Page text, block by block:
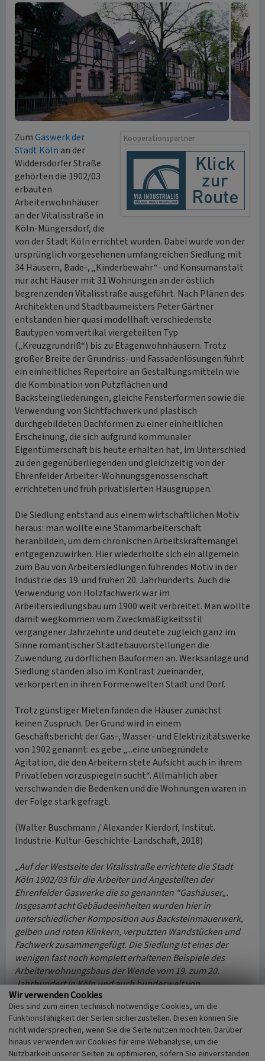
Kooperationspartner
ZumGaswerk der
Stadt Köln an der
Widdersdorfer Straße
gehörten die 1902/03
erbauten
Arbeiterwohnhäuser
an der Vitalisstraße in
Köln-Müngersdorf, die
von der Stadt Köln errichtet wurden. Dabei wurde von der
ursprünglich vorgesehenen umfangreichen Siedlung mit
34 Häusern, Bade-, „Kinderbewahr“- und Konsumanstalt
nur acht Häuser mit 31 Wohnungen an der östlich
begrenzenden Vitalisstraße ausgeführt. Nach Plänen des
Architekten und Stadtbaumeisters Peter Gärtner
entstanden hier quasi modellhaft verschiedenste
Bautypen vom vertikal viergeteilten Typ
(„Kreuzgrundriß“) bis zu Etagenwohnhäusern. Trotz
großer Breite der Grundriss- und Fassadenlösungen führt
ein einheitliches Repertoire an Gestaltungsmitteln wie
die Kombination von Putzflächen und
Backsteingliederungen, gleiche Fensterformen sowie die
Verwendung von Sichtfachwerk und plastisch
durchgebildeten Dachformen zu einer einheitlichen
Erscheinung, die sich aufgrund kommunaler
Eigentümerschaft bis heute erhalten hat, im Unterschied
zu den gegenüberliegenden und gleichzeitig von der
Ehrenfelder Arbeiter-Wohnungsgenossenschaft
errichteten und früh privatisierten Hausgruppen.
Die Siedlung entstand aus einem wirtschaftlichen Motiv
heraus: man wollte eine Stammarbeiterschaft
heranbilden, um dem chronischen Arbeitskräftemangel
entgegenzuwirken. Hier wiederholte sich ein allgemein
zum Bau von Arbeitersiedlungen führendes Motiv in der
Industrie des 19. und frühen 20. Jahrhunderts. Auch die
Verwendung von Holzfachwerk war im
Arbeitersiedlungsbau um 1900 weit verbreitet. Man wollte
damit wegkommen vom Zweckmäßigkeitsstil
vergangener Jahrzehnte und deutete zugleich ganz im
Sinne romantischer Städtebauvorstellungen die
Zuwendung zu dörflichen Bauformen an. Werksanlage und
Siedlung standen also im Kontrast zueinander,
verkörperten in ihren Formenwelten Stadt und Dorf.
Trotz günstiger Mieten fanden die Häuser zunächst
keinen Zuspruch. Der Grund wird in einem
Geschäftsbericht der Gas-, Wasser- und Elektrizitätswerke
von 1902 genannt: es gebe „...eine unbegründete
Agitation, die den Arbeitern stete Aufsicht auch in ihrem
Privatleben vorzuspiegeln sucht“. Allmählich aber
verschwanden die Bedenken und die Wohnungen waren in
der Folge stark gefragt.
(Walter Buschmann / Alexander Kierdorf, Institut.
Industrie-Kultur-Geschichte-Landschaft, 2018)
„Auf der Westseite der Vitalisstraße errichtete die Stadt
Köln 1902/03 für die Arbeiter und Angestellten der
Ehrenfelder Gaswerke die so genannten “Gashäuser„.
Insgesamt acht Gebäudeeinheiten wurden hier in
unterschiedlicher Komposition aus Backsteinmauerwerk,
gelben und roten Klinkern, verputzten Wandstücken und
Fachwerk zusammengefügt. Die Siedlung ist eines der
wenigen fast noch komplett erhaltenen Beispiele des
Arbeiterwohnungsbaus der Wende vom 19. zum 20.
Jahrhundert in Köln und auch bundesweit von
Bedeutung.“(www.buergerverein-koeln-muengersdorf.de)
Baudenkmal
Mit Eintragung in die Kölner Denkmalliste vom 13.
Oktober 1985 wurden die in Privateigentum befindlichen
Wir verwenden Cookies
Dies sind zum einen technisch notwendige Cookies, um die
Funktionsfähigkeit der Seiten sicherzustellen. Diesen können Sie
nicht widersprechen, wenn Sie die Seite nutzen möchten. Darüber
hinaus verwenden wir Cookies für eine Webanalyse, um die
Nutzbarkeit unserer Seiten zu optimieren, sofern Sie einverstanden